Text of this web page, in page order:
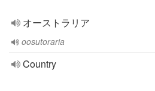
オーストラリア
oosutoraria
Country